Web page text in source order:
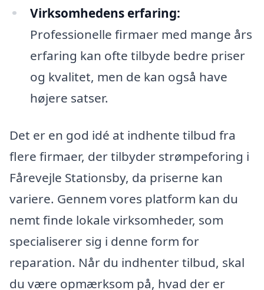
Virksomhedens erfaring:
Professionelle firmaer med mange års
erfaring kan ofte tilbyde bedre priser
og kvalitet, men de kan også have
højere satser.
Det er en god idé at indhente tilbud fra
flere firmaer, der tilbyder strømpeforing i
Fårevejle Stationsby, da priserne kan
variere. Gennem vores platform kan du
nemt finde lokale virksomheder, som
specialiserer sig i denne form for
reparation. Når du indhenter tilbud, skal
du være opmærksom på, hvad der er